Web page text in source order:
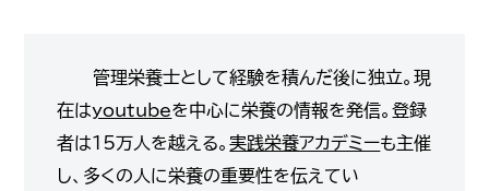
管理栄養士として経験を積んだ後に独立。現
在はyoutubeを中心に栄養の情報を発信。登録
者は15万人を越える。実践栄養アカデミーも主催
し、多くの人に栄養の重要性を伝えてい